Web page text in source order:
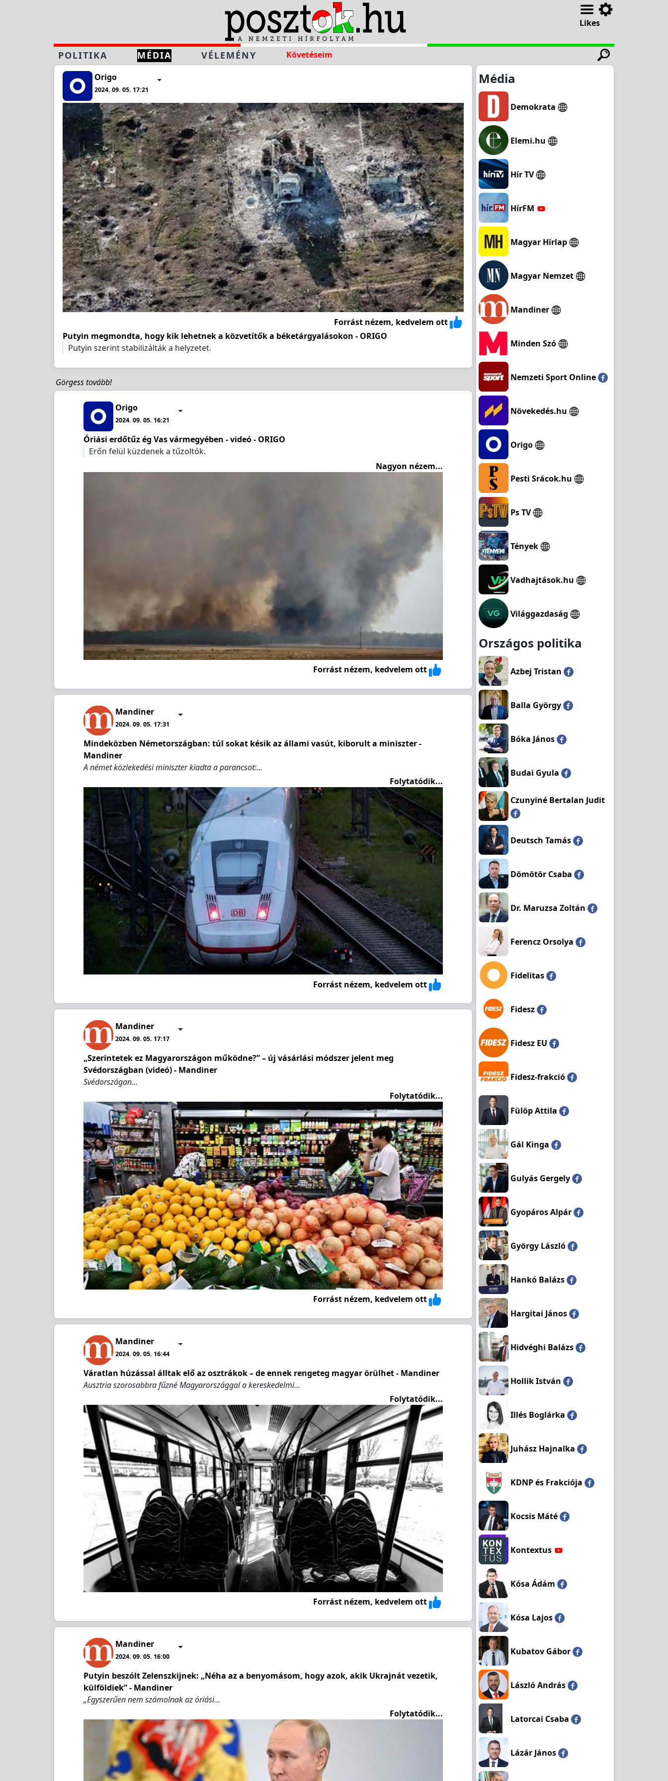
Likes
POLITIKA MÉDIA VÉLEMÉNY Követéseim
Origo
2024. 09. 05. 17:21
Forrást nézem, kedvelem ott
Putyin megmondta, hogy kik lehetnek a közvetítők a béketárgyalásokon - ORIGO
Putyin szerint stabilizálták a helyzetet.
Görgess tovább!
Origo
2024. 09. 05. 16:21
Óriási erdőtűz ég Vas vármegyében - videó - ORIGO
Erőn felül küzdenek a tűzoltók.
Nagyon nézem...
Forrást nézem, kedvelem ott
Mandiner
2024. 09. 05. 17:31
Mindeközben Németországban: túl sokat késik az állami vasút, kiborult a miniszter -
Mandiner
A német közlekedési miniszter kiadta a parancsot:…
Folytatódik...
Forrást nézem, kedvelem ott
Mandiner
2024. 09. 05. 17:17
„Szerintetek ez Magyarországon működne?” – új vásárlási módszer jelent meg
Svédországban (videó) - Mandiner
Svédországan…
Folytatódik...
Forrást nézem, kedvelem ott
Mandiner
2024. 09. 05. 16:44
Váratlan húzással álltak elő az osztrákok – de ennek rengeteg magyar örülhet - Mandiner
Ausztria szorosabbra fűzné Magyarországgal a kereskedelmi…
Folytatódik...
Forrást nézem, kedvelem ott
Mandiner
2024. 09. 05. 16:00
Putyin beszólt Zelenszkijnek: „Néha az a benyomásom, hogy azok, akik Ukrajnát vezetik,
külföldiek” - Mandiner
„Egyszerűen nem számolnak az óriási…
Folytatódik...
Média
Demokrata
Elemi.hu
Hír TV
HírFM
Magyar Hírlap
Magyar Nemzet
Mandiner
Minden Szó
Nemzeti Sport Online
Növekedés.hu
Origo
Pesti Srácok.hu
Ps TV
Tények
Vadhajtások.hu
Világgazdaság
Országos politika
Azbej Tristan
Balla György
Bóka János
Budai Gyula
Czunyiné Bertalan Judit
Deutsch Tamás
Dömötör Csaba
Dr. Maruzsa Zoltán
Ferencz Orsolya
Fidelitas
Fidesz
Fidesz EU
Fidesz-frakció
Fülöp Attila
Gál Kinga
Gulyás Gergely
Gyopáros Alpár
György László
Hankó Balázs
Hargitai János
Hidvéghi Balázs
Hollik István
Illés Boglárka
Juhász Hajnalka
KDNP és Frakciója
Kocsis Máté
Kontextus
Kósa Ádám
Kósa Lajos
Kubatov Gábor
László András
Latorcai Csaba
Lázár János